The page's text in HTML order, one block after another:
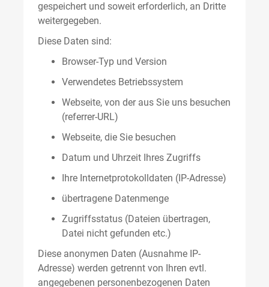
gespeichert und soweit erforderlich, an Dritte
weitergegeben.
Diese Daten sind:
Browser-Typ und Version
Verwendetes Betriebssystem
Webseite, von der aus Sie uns besuchen
(referrer-URL)
Webseite, die Sie besuchen
Datum und Uhrzeit Ihres Zugriffs
Ihre Internetprotokolldaten (IP-Adresse)
übertragene Datenmenge
Zugriffsstatus (Dateien übertragen,
Datei nicht gefunden etc.)
Diese anonymen Daten (Ausnahme IP-
Adresse) werden getrennt von Ihren evtl.
angegebenen personenbezogenen Daten